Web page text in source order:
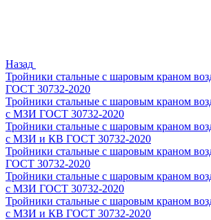
Назад
Тройники стальные с шаровым краном
ГОСТ 30732-2020
Тройники стальные с шаровым краном
с МЗИ ГОСТ 30732-2020
Тройники стальные с шаровым краном
с МЗИ и КВ ГОСТ 30732-2020
Тройники стальные с шаровым краном
ГОСТ 30732-2020
Тройники стальные с шаровым краном
с МЗИ ГОСТ 30732-2020
Тройники стальные с шаровым краном
с МЗИ и КВ ГОСТ 30732-2020